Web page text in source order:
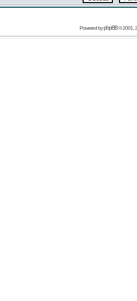
Powered byphpBB© 2001,